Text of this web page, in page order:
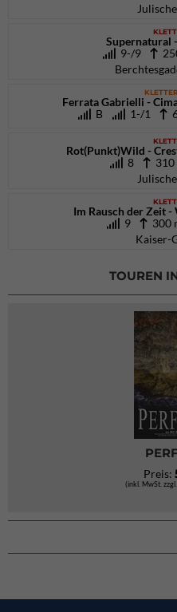
Supernatural
9-/9
Ferrata Gabrielli -
B
1-/1
Rot(Punkt)Wild -
8
310
Im Rausch der Zeit
9
300
Kaiser-
TOUREN
Preis:
(inkl. MwSt.